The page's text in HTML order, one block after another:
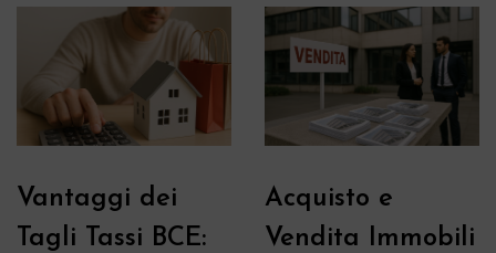
Vantaggi dei
Tagli Tassi BCE:
Acquisto e
Vendita Immobili